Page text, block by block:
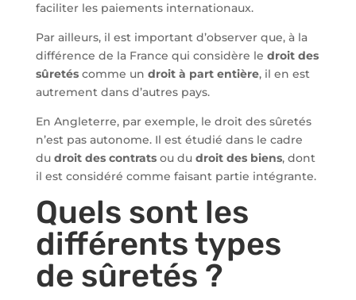
faciliter les paiements internationaux.
Par ailleurs, il est important d’observer que, à la
différence de la France qui considère le droit des
sûretés comme un droit à part entière, il en est
autrement dans d’autres pays.
En Angleterre, par exemple, le droit des sûretés
n’est pas autonome. Il est étudié dans le cadre
du droit des contrats ou du droit des biens, dont
il est considéré comme faisant partie intégrante.
Quels sont les
différents types
de sûretés ?